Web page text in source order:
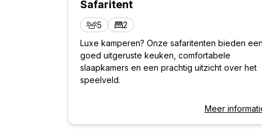
Safaritent
5
2
Luxe kamperen? Onze safaritenten bieden
goed uitgeruste keuken, comfortabele
slaapkamers en een prachtig uitzicht over het
speelveld.
Meer